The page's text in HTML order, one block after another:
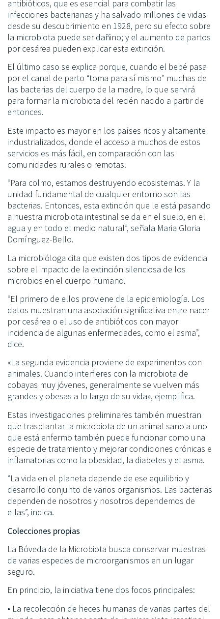
antibióticos, que es esencial para combatir las
infecciones bacterianas y ha salvado millones de vidas
desde su descubrimiento en 1928, pero su efecto sobre
la microbiota puede ser dañino; y el aumento de partos
por cesárea pueden explicar esta extinción.
El último caso se explica porque, cuando el bebé pasa
por el canal de parto “toma para sí mismo” muchas de
las bacterias del cuerpo de la madre, lo que servirá
para formar la microbiota del recién nacido a partir de
entonces.
Este impacto es mayor en los países ricos y altamente
industrializados, donde el acceso a muchos de estos
servicios es más fácil, en comparación con las
comunidades rurales o remotas.
“Para colmo, estamos destruyendo ecosistemas. Y la
unidad fundamental de cualquier entorno son las
bacterias. Entonces, esta extinción que le está pasando
a nuestra microbiota intestinal se da en el suelo, en el
agua y en todo el medio natural”, señala Maria Gloria
Domínguez-Bello.
La microbióloga cita que existen dos tipos de evidencia
sobre el impacto de la extinción silenciosa de los
microbios en el cuerpo humano.
“El primero de ellos proviene de la epidemiología. Los
datos muestran una asociación significativa entre nacer
por cesárea o el uso de antibióticos con mayor
incidencia de algunas enfermedades, como el asma”,
dice.
«La segunda evidencia proviene de experimentos con
animales. Cuando interfieres con la microbiota de
cobayas muy jóvenes, generalmente se vuelven más
grandes y obesas a lo largo de su vida», ejemplifica.
Estas investigaciones preliminares también muestran
que trasplantar la microbiota de un animal sano a uno
que está enfermo también puede funcionar como una
especie de tratamiento y mejorar condiciones crónicas e
inflamatorias como la obesidad, la diabetes y el asma.
“La vida en el planeta depende de ese equilibrio y
desarrollo conjunto de varios organismos. Las bacterias
dependen de nosotros y nosotros dependemos de
ellas”, indica.
Colecciones propias
La Bóveda de la Microbiota busca conservar muestras
de varias especies de microorganismos en un lugar
seguro.
En principio, la iniciativa tiene dos focos principales:
• La recolección de heces humanas de varias partes del